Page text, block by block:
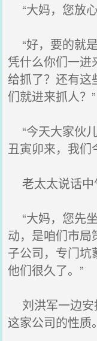
“大妈，您放
“好，要的就
凭什么你们一进
给抓了？还有这
们就进来抓人？”
“今天大家伙
丑寅卯来，我们
老太太说话中
“大妈，您先
动，是咱们市局
子公司，专门坑
他们很久了。”
刘洪军一边安
这家公司的性质。